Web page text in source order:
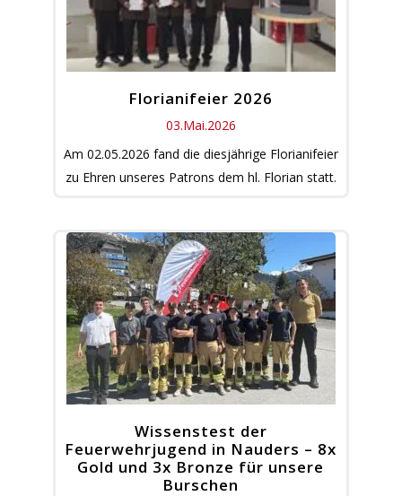
Florianifeier 2026
03.Mai.2026
Am 02.05.2026 fand die diesjährige Florianifeier
zu Ehren unseres Patrons dem hl. Florian statt.
Wissenstest der
Feuerwehrjugend in Nauders – 8x
Gold und 3x Bronze für unsere
Burschen